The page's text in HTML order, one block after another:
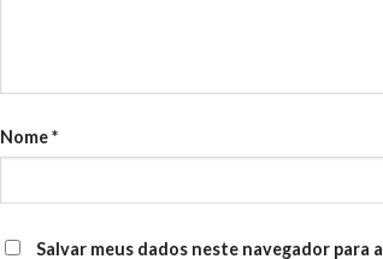
Nome*
Salvar meus dados neste navegador para